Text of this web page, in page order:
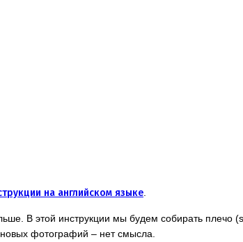
на английском языке
В этой инструкции мы будем собирать
фотографий – нет смысла.